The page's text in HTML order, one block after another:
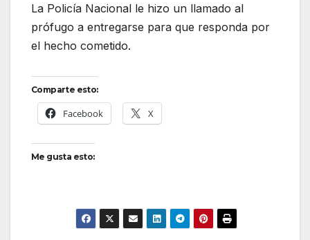
La Policía Nacional le hizo un llamado al
prófugo a entregarse para que responda por
el hecho cometido.
Comparte esto:
Facebook X
Me gusta esto: